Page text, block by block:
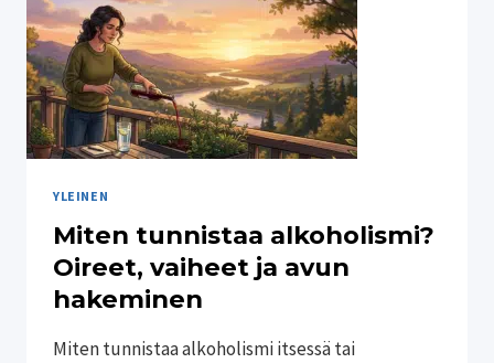
VÄLITYSTÄ
YLEINEN
Miten tunnistaa alkoholismi?
Oireet, vaiheet ja avun
hakeminen
Miten tunnistaa alkoholismi itsessä tai